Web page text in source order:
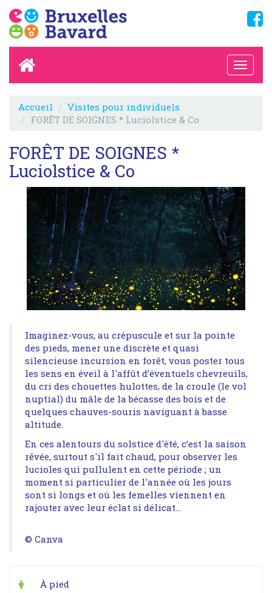
Accueil
Visites pour individuels
FORÊT DE SOIGNES * Luciolstice & Co
FORÊT DE SOIGNES *
Luciolstice & Co
Imaginez-vous, au crépuscule et sur la pointe
des pieds, mener une discrète et quasi
silencieuse incursion en forêt, vous poster tous
les sens en éveil à l'affût d’éventuels chevreuils,
du cri des chouettes hulottes, de la croule (le vol
nuptial) du mâle de la bécasse des bois et de
quelques chauves-souris naviguant à basse
altitude.
En ces alentours du solstice d'été, c’est la saison
rêvée, surtout s'il fait chaud, pour observer les
lucioles qui pullulent en cette période ; un
moment si particulier de l'année où les jours
sont si longs et où les femelles viennent en
rajouter avec leur éclat si délicat...
© Canva
À pied